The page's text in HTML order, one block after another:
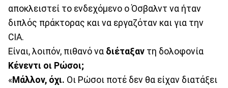
αποκλειστεί το ενδεχόμενο ο Όσβαλντ να ήταν
διπλός πράκτορας και να εργαζόταν και για την
CIA.
Είναι, λοιπόν, πιθανό να διέταξαν τη δολοφονία
Κένεντι οι Ρώσοι;
«Μάλλον, όχι. Οι Ρώσοι ποτέ δεν θα είχαν διατάξει